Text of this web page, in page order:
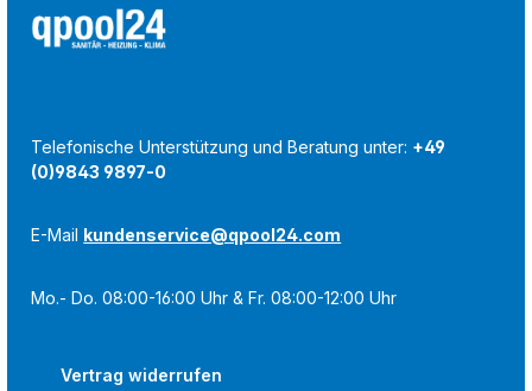
Telefonische Unterstützung und Beratung unter: +49
(0)9843 9897-0
E-Mail kundenservice@qpool24.com
Mo.- Do. 08:00-16:00 Uhr & Fr. 08:00-12:00 Uhr
Vertrag widerrufen